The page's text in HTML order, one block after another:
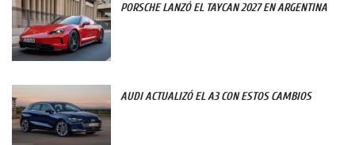
PORSCHE LANZÓ EL TAYCAN 2027 EN ARGENTINA
AUDI ACTUALIZÓ EL A3 CON ESTOS CAMBIOS